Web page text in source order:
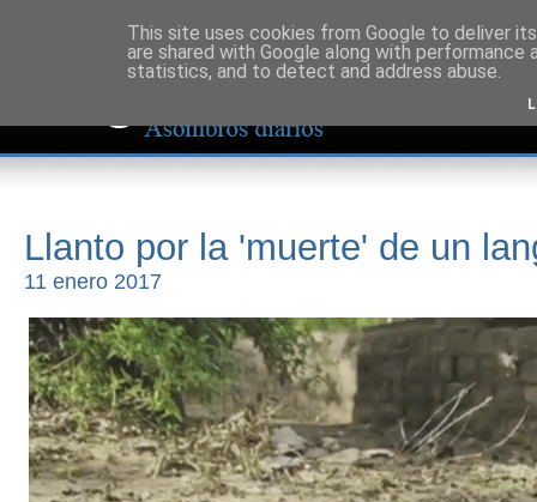
Llanto por la 'muerte' de un
11 enero 2017
This site uses cookies from Google to deliver
are shared with Google along with
statistics, and to detect and address abuse.